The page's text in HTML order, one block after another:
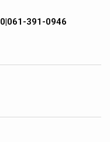
|061-391-0946